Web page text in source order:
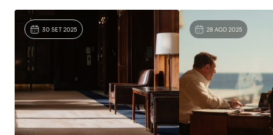
30 SET 2025 28 AGO 2025